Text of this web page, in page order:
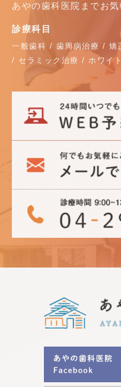
あやの歯科医院までお
診療科目
一般歯科 / 歯周病治療 / 矯
/ セラミック治療 / ホワイ